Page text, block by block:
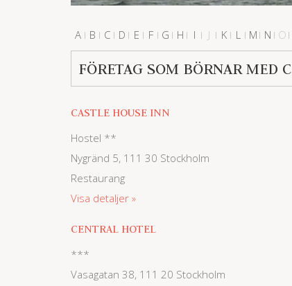
A B C D E F G H I J K L M N O
#
FÖRETAG SOM BÖRNAR MED C
CASTLE HOUSE INN
Hostel **
Nygränd 5, 111 30 Stockholm
Restaurang
Visa detaljer
CENTRAL HOTEL
***
Vasagatan 38, 111 20 Stockholm